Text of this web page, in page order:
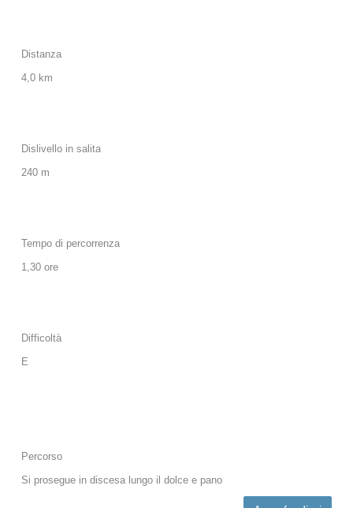
Distanza
4,0 km
Dislivello in salita
240 m
Tempo di percorrenza
1,30 ore
Difficoltà
E
Percorso
Si prosegue in discesa lungo il dolce e pano